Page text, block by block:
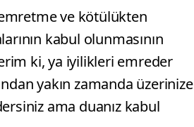
ve kötülükten
kabul olunmasının
ki, ya iyilikleri emreder
yakın zamanda üzerinize
ama duanız kabul